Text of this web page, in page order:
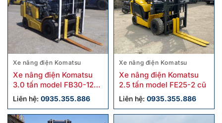
Xe nâng điện Komatsu
Xe nâng điện Komatsu
3.0 tấn model FB30-12
cũ
Liên hệ: 0935.355.886
Xe nâng điện Komatsu
Xe nâng điện Komatsu
2.5 tấn model FE25-2 cũ
Liên hệ: 0935.355.886